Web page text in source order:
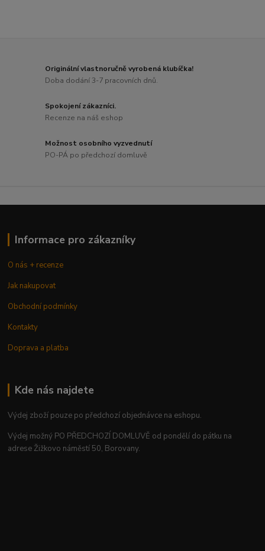
Originální vlastnoručně vyrobená klubíčka!
Doba dodání 3-7 pracovních dnů.
Spokojení zákazníci.
Recenze na náš eshop
Možnost osobního vyzvednutí
PO-PÁ po předchozí domluvě
Informace pro zákazníky
O nás + recenze
Jak nakupovat
Obchodní podmínky
Kontakty
Doprava a platba
Kde nás najdete
Výdej zboží pouze po předchozí objednávce na eshopu.
Výdej možný PO PŘEDCHOZÍ DOMLUVĚ od pondělí do pátku na
adrese Žižkovo náměstí 50, Borovany.